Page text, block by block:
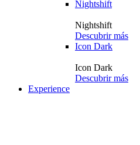
Nightshift
Nightshift
Descubrir más
Icon Dark
Icon Dark
Descubrir más
Experience